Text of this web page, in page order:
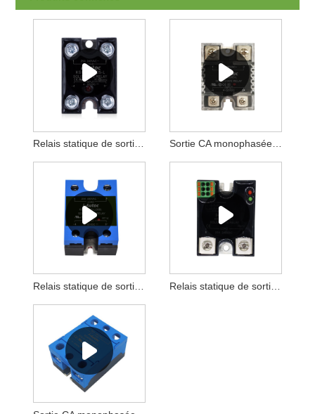
Relais statique de sortie CA monophasé série KSIM Sortie CA monophasée série KSI
Relais statique de sortie CA monophasé série KSI 068 Relais statique de sortie CA monophasé série KSIA